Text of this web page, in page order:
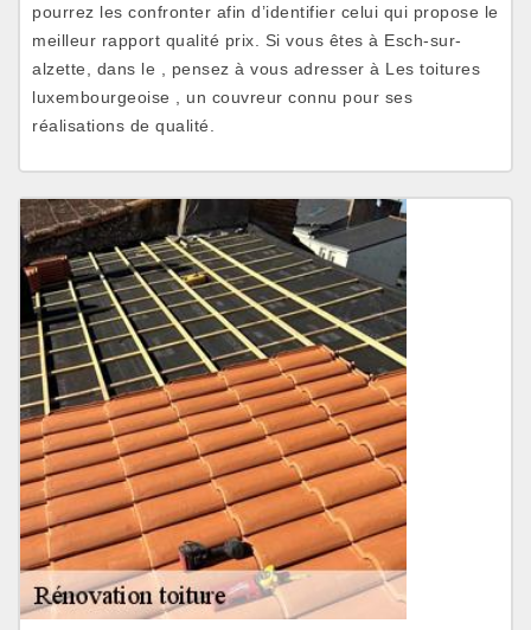
pourrez les confronter afin d’identifier celui qui propose le
meilleur rapport qualité prix. Si vous êtes à Esch-sur-
alzette, dans le , pensez à vous adresser à Les toitures
luxembourgeoise , un couvreur connu pour ses
réalisations de qualité.